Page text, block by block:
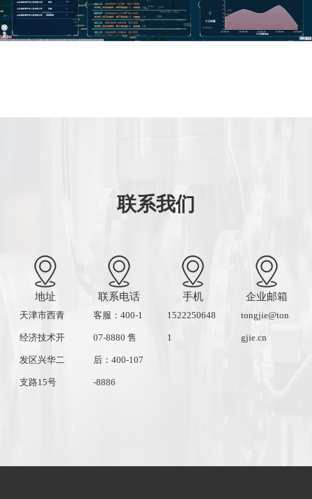
联系我们
地址
天津市西青
经济技术开
发区兴华二
支路15号
联系电话
客服：400-1
07-8880 售
后：400-107
-8886
手机
1522250648
1
企业邮箱
tongjie@ton
gjie.cn